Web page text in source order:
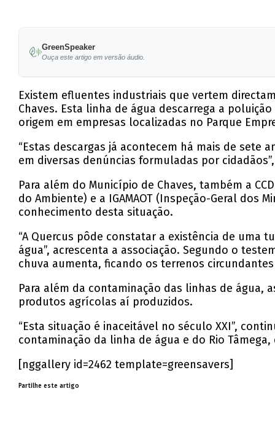
GreenSpeaker
Ouça este artigo em versão áudio.
Existem efluentes industriais que vertem
Chaves. Esta linha de água descarrega a
origem em empresas localizadas no Parque
“Estas descargas já acontecem há mais de sete
em diversas denúncias formuladas por
Para além do Município de Chaves, também a
do Ambiente) e a IGAMAOT (Inspeção-Geral dos
conhecimento desta situação.
“A Quercus pôde constatar a existência de uma
água”, acrescenta a associação. Segundo o
chuva aumenta, ficando os terrenos
Para além da contaminação das linhas de água,
produtos agrícolas aí produzidos.
“Esta situação é inaceitável no século XXI”,
contaminação da linha de água e do Rio
[nggallery id=2462 template=greensavers]
Partilhe este artigo